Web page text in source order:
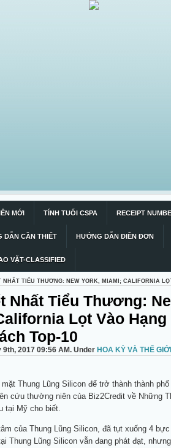
MỚI TÍNH TUỔI CSPA RECEIPT
DẪN CẦN THIẾT HƯỚNG DẪN ĐIỀN ĐƠN
VẶT-CLASSIFIED
NHẤT TIỂU THƯƠNG: NEW YORK, MIAMI; CALIFORNIA
Nhất Tiểu Thương:
Lọt Vào Hạng
Top-10
2017 09:56 AM. Under HOA KỲ VÀ THẾ GIỚI
Thung Lũng Silicon để trở thành thành
cứu thường niên của Biz2Credit về Những
tại Mỹ cho biết.
của Thung Lũng Silicon, đã tụt xuống 4
Thung Lũng Silicon vẫn đang phát đạt,